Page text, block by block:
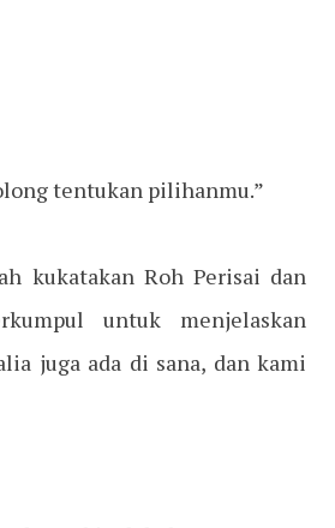
tentukan pilihanmu.”
kukatakan Roh Perisai dan
untuk menjelaskan
juga ada di sana, dan kami